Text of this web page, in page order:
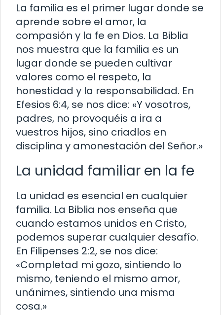
La familia es el primer lugar donde se
aprende sobre el amor, la
compasión y la fe en Dios. La Biblia
nos muestra que la familia es un
lugar donde se pueden cultivar
valores como el respeto, la
honestidad y la responsabilidad. En
Efesios 6:4, se nos dice: «Y vosotros,
padres, no provoquéis a ira a
vuestros hijos, sino criadlos en
disciplina y amonestación del Señor.»
La unidad familiar en la fe
La unidad es esencial en cualquier
familia. La Biblia nos enseña que
cuando estamos unidos en Cristo,
podemos superar cualquier desafío.
En Filipenses 2:2, se nos dice:
«Completad mi gozo, sintiendo lo
mismo, teniendo el mismo amor,
unánimes, sintiendo una misma
cosa.»